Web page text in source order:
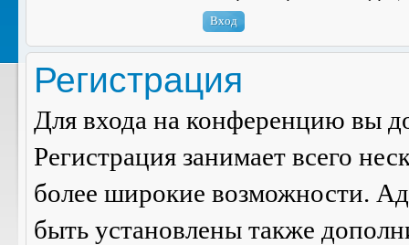
Регистрация
Для входа на конференцию вы
Регистрация занимает всего
более широкие возможности.
быть установлены также